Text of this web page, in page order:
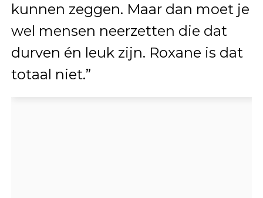
kunnen zeggen. Maar dan moet je
wel mensen neerzetten die dat
durven én leuk zijn. Roxane is dat
totaal niet.”